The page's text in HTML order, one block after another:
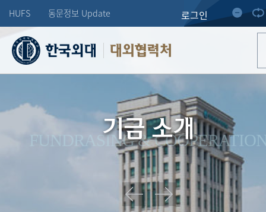
HUFS 동문정보 Update 로그인
대외협력처
기금 소개
FUNDRASING &